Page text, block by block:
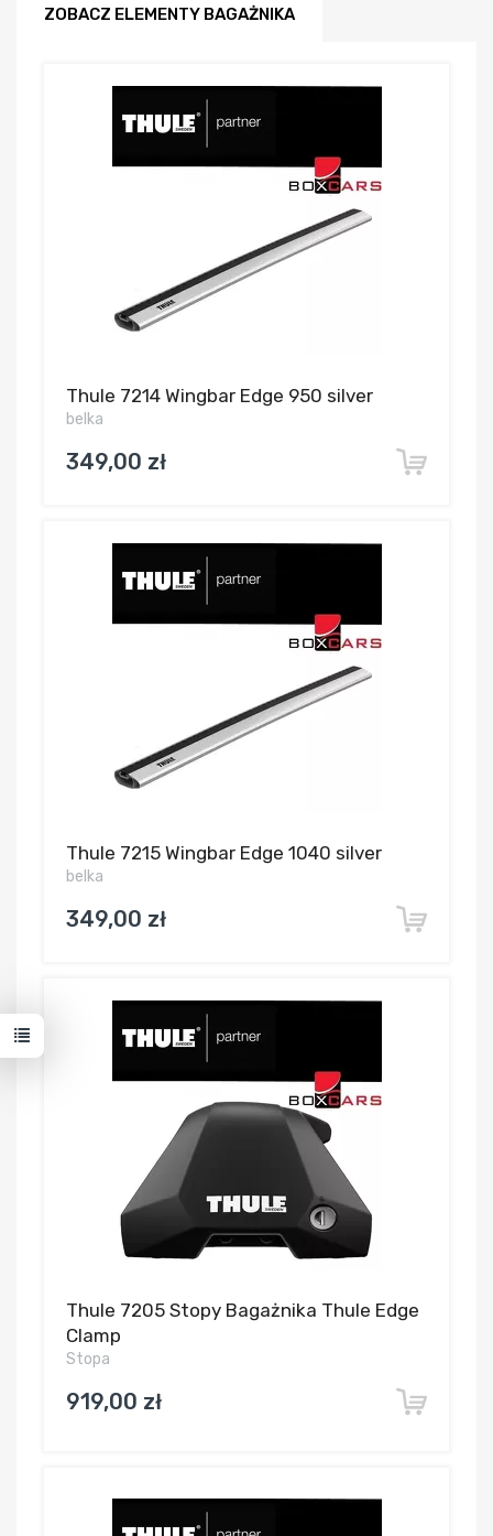
ZOBACZ ELEMENTY BAGAŻNIKA
Thule 7214 Wingbar Edge 950 silver
belka
349,00 zł
Thule 7215 Wingbar Edge 1040 silver
belka
349,00 zł
Thule 7205 Stopy Bagażnika Thule Edge
Clamp
Stopa
919,00 zł